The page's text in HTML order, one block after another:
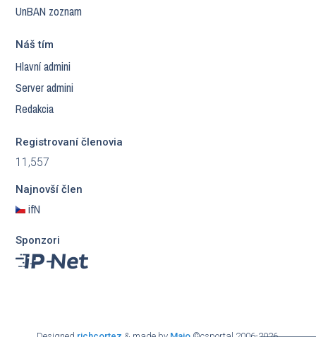
UnBAN zoznam
Náš tím
Hlavní admini
Server admini
Redakcia
Registrovaní členovia
11,557
Najnovší člen
ifN
Sponzori